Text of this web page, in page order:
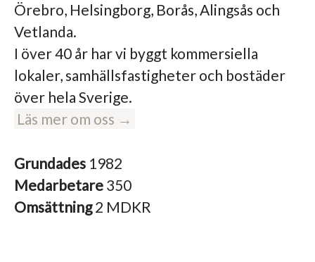
Örebro, Helsingborg, Borås, Alingsås och
Vetlanda.
I över 40 år har vi byggt kommersiella
lokaler, samhällsfastigheter och bostäder
över hela Sverige.
Läs mer om oss →
Grundades 1982
Medarbetare 350
Omsättning2 MDKR